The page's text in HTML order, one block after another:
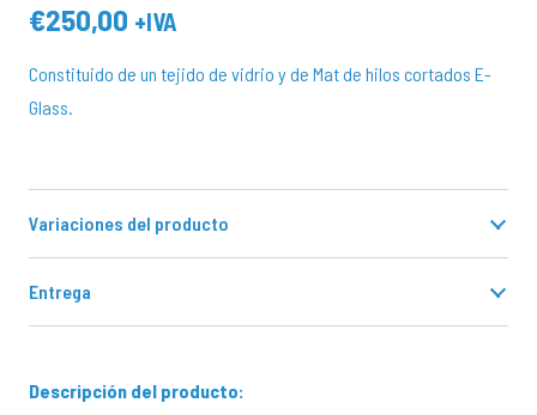
€250,00 +IVA
Constituido de un tejido de vidrio y de Mat de hilos cortados E-
Glass.
Variaciones del producto
Entrega
Descripción del producto: